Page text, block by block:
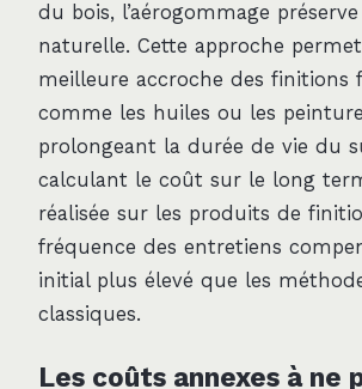
du bois, l’aérogommage
naturelle. Cette approche
meilleure accroche des finitions
comme les huiles ou les
prolongeant la durée de vie du
calculant le coût sur le long
réalisée sur les produits de
fréquence des entretiens
initial plus élevé que les
classiques.
Les coûts annexes à ne